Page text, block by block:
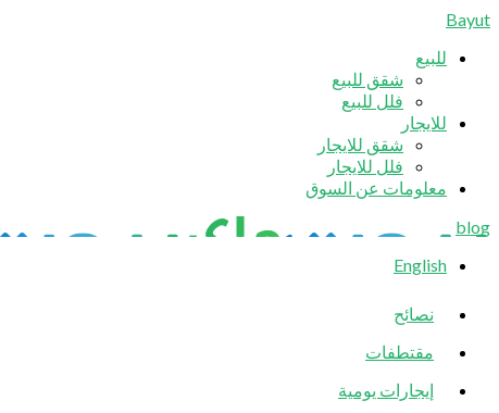
Bayut
للبيع
شقق للبيع
فلل للبيع
للايجار
شقق للايجار
فلل للايجار
معلومات عن السوق
blog
English
نصائح
مقتطفات
إيجارات يومية